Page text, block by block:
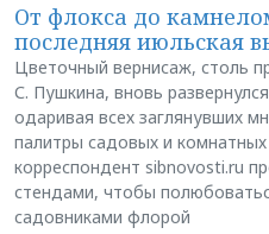
От флокса до
последняя июльская
Цветочный вернисаж, столь
С. Пушкина, вновь
одаривая всех заглянувших
палитры садовых и
корреспондент sibnovosti.ru
стендами, чтобы
садовниками флорой